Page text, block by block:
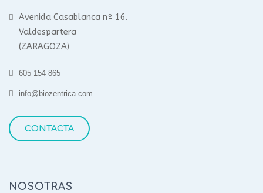
Avenida Casablanca nº 16.
Valdespartera
(ZARAGOZA)
605 154 865
info@biozentrica.com
CONTACTA
NOSOTRAS